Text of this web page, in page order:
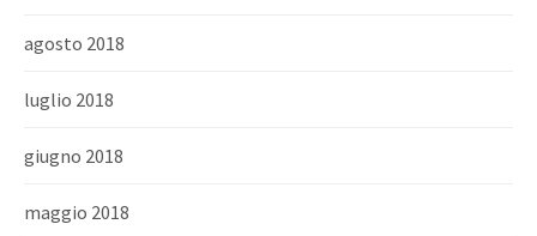
agosto 2018
luglio 2018
giugno 2018
maggio 2018